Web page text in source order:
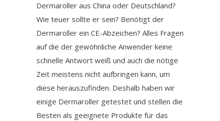
Dermaroller aus China oder Deutschland?
Wie teuer sollte er sein? Benötigt der
Dermaroller ein CE-Abzeichen? Alles Fragen
auf die der gewöhnliche Anwender keine
schnelle Antwort weiß und auch die nötige
Zeit meistens nicht aufbringen kann, um
diese herauszufinden. Deshalb haben wir
einige Dermaroller getestet und stellen die
Besten als geeignete Produkte für das